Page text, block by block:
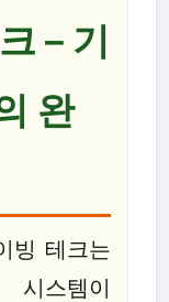
– 기
완
빙 테크는
스템이